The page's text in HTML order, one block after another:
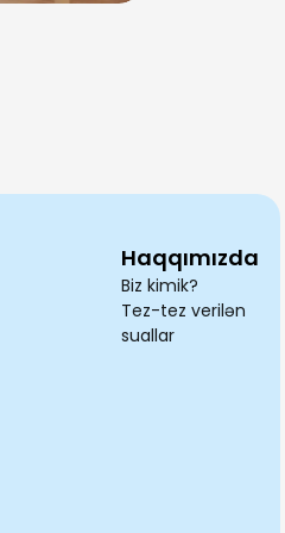
Haqqımızda
Biz kimik?
Tez-tez verilən
suallar